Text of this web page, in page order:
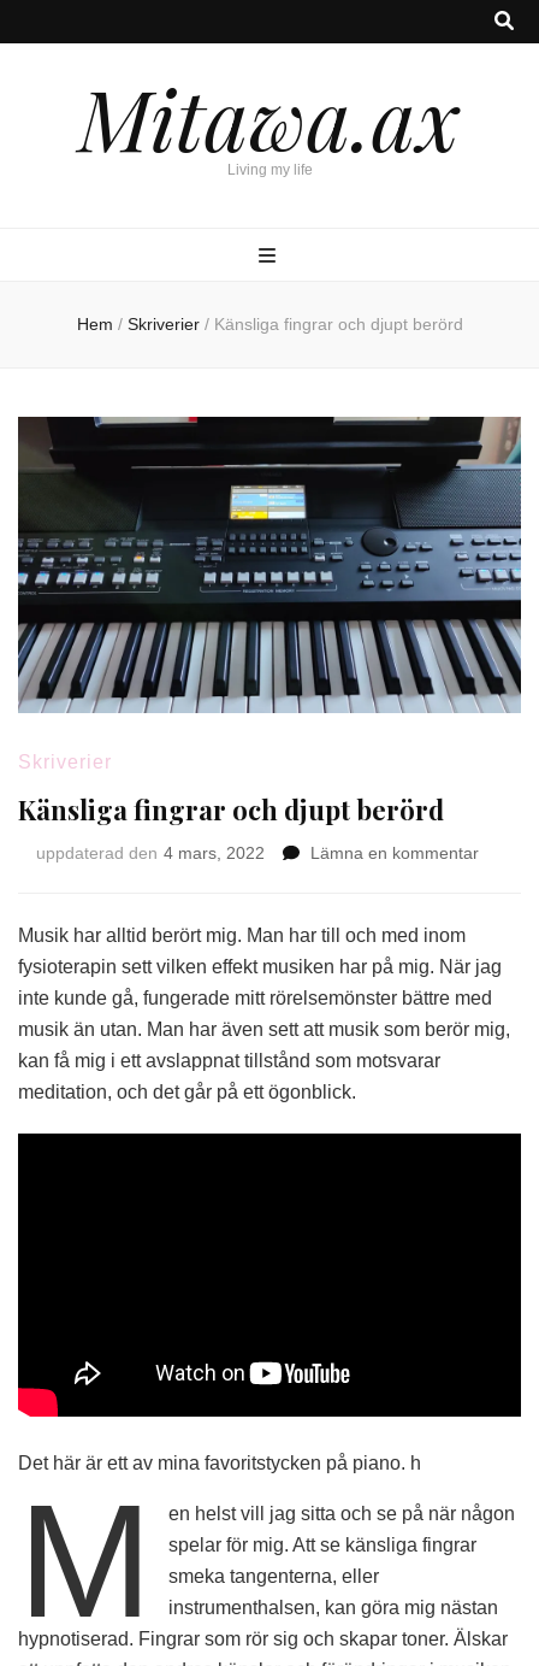
Mitawa.ax
Living my life
Hem / Skriverier / Känsliga fingrar och djupt berörd
Skriverier
Känsliga fingrar och djupt berörd
uppdaterad den 4 mars, 2022 Lämna en kommentarpå
berörd
Musik har alltid berört mig. Man har till och med inom
fysioterapin sett vilken effekt musiken har på mig. När jag
inte kunde gå, fungerade mitt rörelsemönster bättre med
musik än utan. Man har även sett att musik som berör mig,
kan få mig i ett avslappnat tillstånd som motsvarar
meditation, och det går på ett ögonblick.
Det här är ett av mina favoritstycken på piano. h
M
en helst vill jag sitta och se på när någon
spelar för mig. Att se känsliga fingrar
smeka tangenterna, eller
instrumenthalsen, kan göra mig nästan
hypnotiserad. Fingrar som rör sig och skapar toner. Älskar